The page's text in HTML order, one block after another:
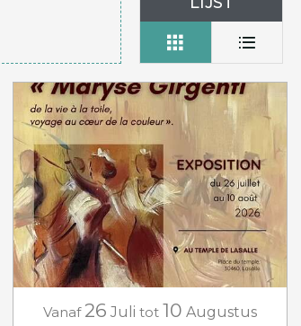
Vanaf 26 Juli tot 10 Augustus